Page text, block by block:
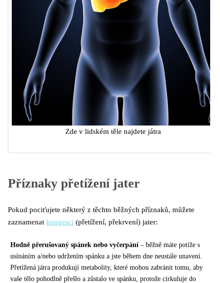
Zde v lidském těle najdete játra
Příznaky přetížení jater
Pokud pociťujete některý z těchto běžných příznaků, můžete
zaznamenat kongesci (přetížení, překrvení) jater:
Hodně přerušovaný spánek nebo vyčerpání – běžně máte potíže s
usínáním a/nebo udržením spánku a jste během dne neustále unavení.
Přetížená játra produkují metabolity, které mohou zabránit tomu, aby
vaše tělo pohodlně přešlo a zůstalo ve spánku, protože cirkuluje do